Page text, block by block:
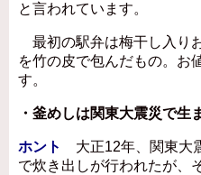
と言われています。
最初の駅弁は梅干し入り
を竹の皮で包んだもの。お
す。
・釜めしは関東大震災で生
ホント
大正12年、関東大
で炊き出しが行われたが、